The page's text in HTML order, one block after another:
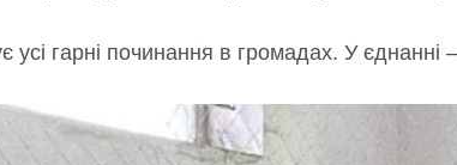
гарні починання в громадах. У єднанні